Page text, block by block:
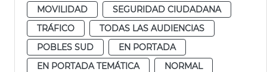
MOVILIDAD
SEGURIDAD CIUDADANA
TRÁFICO
TODAS LAS AUDIENCIAS
POBLES SUD
EN PORTADA
EN PORTADA TEMÁTICA
NORMAL